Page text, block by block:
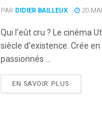
PAR DIDIER BAILLEUX 20
Qui l’eût cru ? Le cinéma
siècle d’existence. Crée
passionnés ...
EN SAVOIR PLUS